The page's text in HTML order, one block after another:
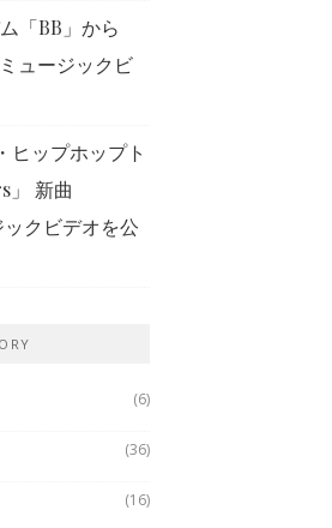
「BB」から
ュージックビ
ヒップホップト
」 新曲
クビデオを公
(6)
(36)
(16)